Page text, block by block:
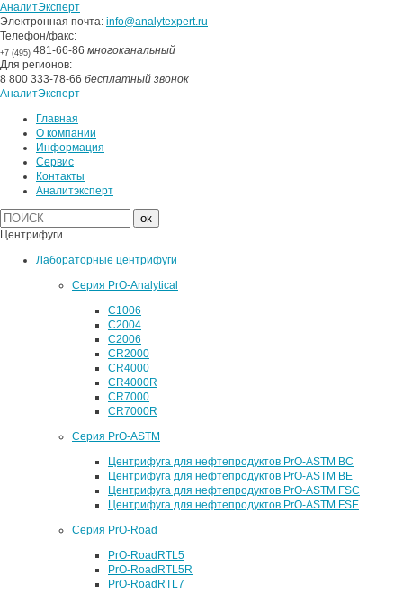
АналитЭксперт
Электронная почта: info@analytexpert.ru
Телефон/факс:
+7 (495) 481-66-86 многоканальный
Для регионов:
8 800 333-78-66 бесплатный звонок
АналитЭксперт
Главная
О компании
Информация
Сервис
Контакты
Аналитэксперт
Центрифуги
Лабораторные центрифуги
Серия PrO-Analytical
C1006
C2004
C2006
CR2000
CR4000
CR4000R
CR7000
CR7000R
Серия PrO-ASTM
Центрифуга для нефтепродуктов PrO-ASTM BC
Центрифуга для нефтепродуктов PrO-ASTM BE
Центрифуга для нефтепродуктов PrO-ASTM FSC
Центрифуга для нефтепродуктов PrO-ASTM FSE
Серия PrO-Road
PrO-RoadRTL5
PrO-RoadRTL5R
PrO-RoadRTL7